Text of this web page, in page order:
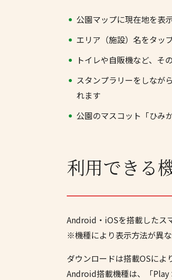
公園マップに現在地を表
エリア（施設）名をタッ
トイレや自販機など、そ
スタンプラリーをしなが
れます
公園のマスコット「ひみ
利用できる
Android・iOSを搭載したス
※機種により表示方法が異
ダウンロードは搭載OSによ
Android搭載機種は、「Play